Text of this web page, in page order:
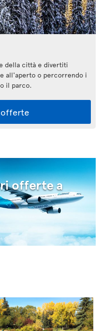
della città e divertiti
all'aperto o percorrendo i
il parco.
offerte
offerte a